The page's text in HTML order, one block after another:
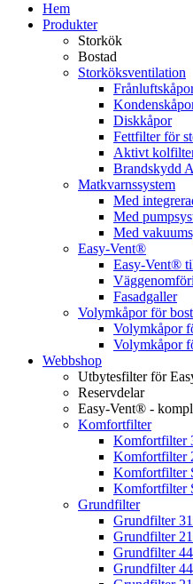
Hem
Produkter
Storkök
Bostad
Storköksventilation
Diskkåpor
Fettfilter för
Aktivt
Brandskydd
Matkvarnssystem
Med
Med
Med
Easy-Vent®
Easy-Vent®
Fasadgaller
Volymkåpor för
Volymkåpor
Volymkåpor
Webbshop
Utbytesfilter för
Reservdelar
Easy-Vent® -
Komfortfilter
Komfortfilter
Komfortfilter
Komfortfilter
Komfortfilter
Grundfilter
Grundfilter
Grundfilter
Grundfilter
Grundfilter